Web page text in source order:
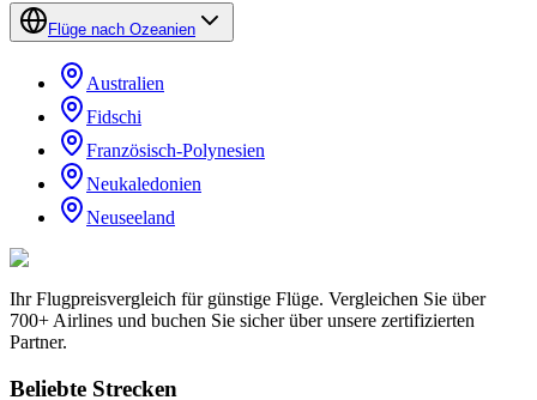
Flüge nach Ozeanien
Australien
Fidschi
Französisch-Polynesien
Neukaledonien
Neuseeland
Ihr Flugpreisvergleich für günstige Flüge. Vergleichen Sie über
700+ Airlines und buchen Sie sicher über unsere zertifizierten
Partner.
Beliebte Strecken